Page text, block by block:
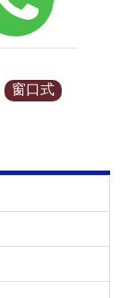
窗口式